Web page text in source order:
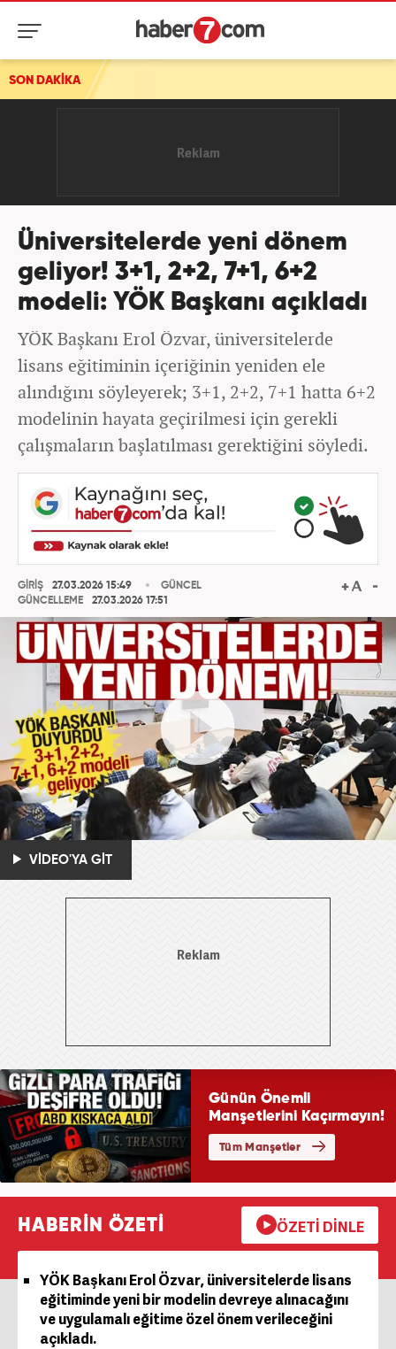
SON DAKİKA
Üniversitelerde yeni dönem
geliyor! 3+1, 2+2, 7+1, 6+2
modeli: YÖK Başkanı açıkladı
YÖK Başkanı Erol Özvar, üniversitelerde
lisans eğitiminin içeriğinin yeniden ele
alındığını söyleyerek; 3+1, 2+2, 7+1 hatta 6+2
modelinin hayata geçirilmesi için gerekli
çalışmaların başlatılması gerektiğini söyledi.
GİRİŞ
27.03.2026 15:49
GÜNCELLEME
27.03.2026 17:51
GÜNCEL
VİDEO'YA GİT
HABERİN ÖZETİ ÖZETİ DİNLE
YÖK Başkanı Erol Özvar, üniversitelerde lisans
eğitiminde yeni bir modelin devreye alınacağını
ve uygulamalı eğitime özel önem verileceğini
açıkladı.